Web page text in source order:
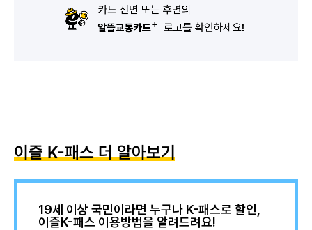
이즐 K-패스 더 알아보기
19세 이상 국민이라면 누구나 K-패스로 할인,
이즐K-패스 이용방법을 알려드려요!